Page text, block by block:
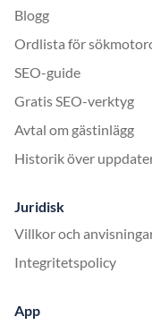
Blogg
Ordlista för
SEO-guide
Gratis SEO-verktyg
Avtal om gästinlägg
Historik över
Juridisk
Villkor och
Integritetspolicy
App